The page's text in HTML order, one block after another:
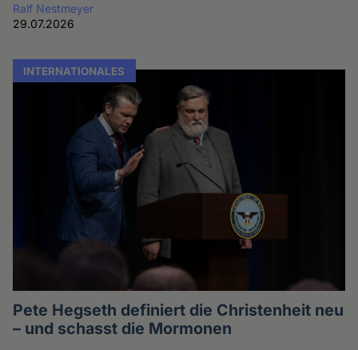
Ralf Nestmeyer
29.07.2026
INTERNATIONALES
Pete Hegseth definiert die Christenheit neu
– und schasst die Mormonen